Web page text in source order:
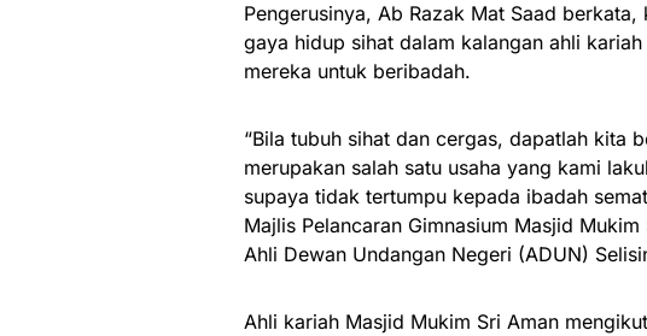
Pengerusinya, Ab Razak Mat Saad
gaya hidup sihat dalam kalangan ahli
mereka untuk beribadah.
“Bila tubuh sihat dan cergas, dapatlah kita
merupakan salah satu usaha yang kami
supaya tidak tertumpu kepada ibadah
Majlis Pelancaran Gimnasium Masjid
Ahli Dewan Undangan Negeri (ADUN)
Ahli kariah Masjid Mukim Sri Aman